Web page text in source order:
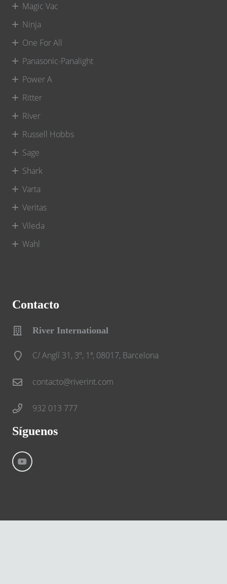
Magic Vac
Ninja
One For All
Panasonic-Panalight
Power A
Ritter
River
Russell Hobbs
Sage
Shark
Varta
Veritas
Vileda
Wahl
Contacto
River International
C/ Anglí 31, 3º, 1ª, 08017, Barcelona
contacto@riverint.com
932 013 777
Síguenos